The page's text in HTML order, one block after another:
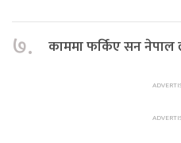
७. काममा फर्किए सन